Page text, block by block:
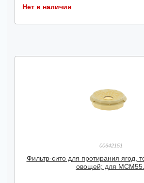
Нет в наличии
00642151
Фильтр-сито для протирания ягод,
овощей; для MCM55..